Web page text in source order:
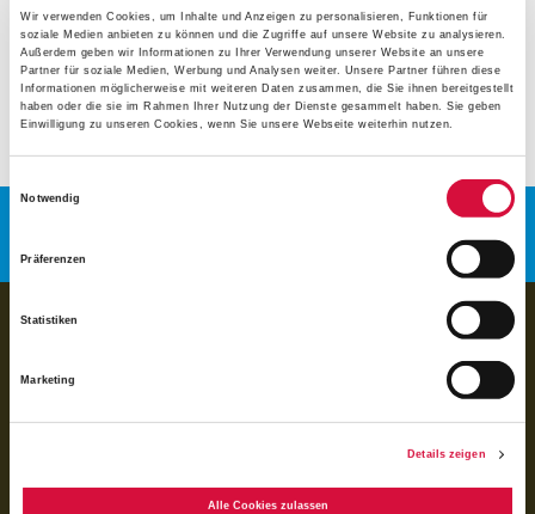
Wir verwenden Cookies, um Inhalte und Anzeigen zu personalisieren, Funktionen für
soziale Medien anbieten zu können und die Zugriffe auf unsere Website zu analysieren.
Außerdem geben wir Informationen zu Ihrer Verwendung unserer Website an unsere
Partner für soziale Medien, Werbung und Analysen weiter. Unsere Partner führen diese
Informationen möglicherweise mit weiteren Daten zusammen, die Sie ihnen bereitgestellt
haben oder die sie im Rahmen Ihrer Nutzung der Dienste gesammelt haben. Sie geben
Einwilligung zu unseren Cookies, wenn Sie unsere Webseite weiterhin nutzen.
Notwendig
Präferenzen
Statistiken
Marketing
Details zeigen
Alle Cookies zulassen
(tm)
IBAN DE92 3706 0193 1050 0060 06